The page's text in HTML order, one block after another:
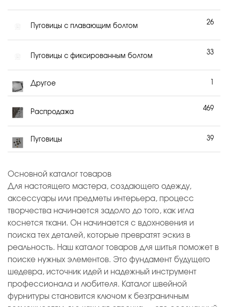
Пуговицы с плавающим болтом
26
Пуговицы с фиксированным болтом
33
Другое
Распродажа
469
Пуговицы 39
Основной каталог товаров
Для настоящего мастера, создающего одежду,
аксессуары или предметы интерьера, процесс
творчества начинается задолго до того, как игла
коснется ткани. Он начинается с вдохновения и
поиска тех деталей, которые превратят эскиз в
реальность. Наш каталог товаров для шитья поможет в
поиске нужных элементов. Это фундамент будущего
шедевра, источник идей и надежный инструмент
профессионала и любителя. Каталог швейной
фурнитуры становится ключом к безграничным